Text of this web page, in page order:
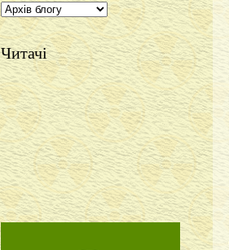
Читачі